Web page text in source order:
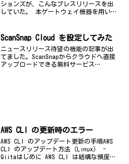
ションズが、こんなプレスリリースを出
していた。 本ゲートウェイ機器を用いる
ScanSnap Cloud を設定してみた
ニュースリリース待望の機能の記事が出
てました。ScanSnapからクラウドへ直接
アップロードできる無料サービス
AWS CLI の更新時のエラー
AWS CLI のアップデート更新の手順AWS
CLI のアップデート方法（Linux） -
Qiitaはじめに AWS CLI は結構な頻度で